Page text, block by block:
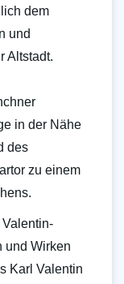
dem
und
Altstadt.
in der Nähe
des
zu einem
und Wirken
Karl Valentin